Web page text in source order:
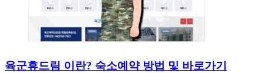
육군휴드림 이란? 숙소예약 방법 및 바로가기